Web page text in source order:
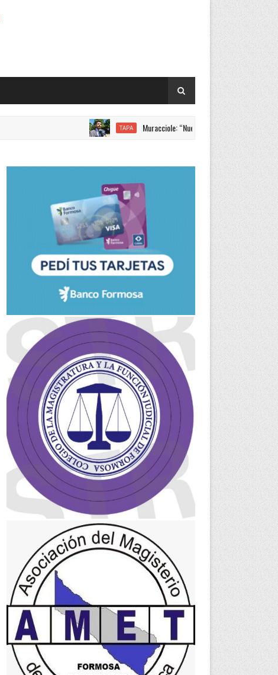
Muracciole: “Nuevamente Formosa liderando los incrementos